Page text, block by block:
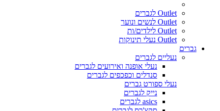
Outlet לגברים
Outlet לנשים ונוער
Outlet לילדים/ות
Outlet נעלי תינוקות
גברים
נעליים לגברים
נעלי אופנה ואירועים לגברים
סנדלים וכפכפים לגברים
נעלי ספורט גברים
נייק לגברים
asics לגברים